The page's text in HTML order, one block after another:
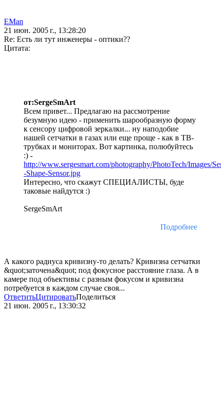
EMan
21 июн. 2005 г., 13:28:20
Re: Есть ли тут инженеры - оптики??
Цитата:
от:SergeSmArt
Всем привет... Предлагаю на рассмотрение
безумную идею - применить шарообразную форму
к сенсору цифровой зеркалки... ну наподобие
нашей сетчатки в газах или еще проще - как в ТВ-
трубках и мониторах. Вот картинка, полюбуйтесь
:) -
http://www.sergesmart.com/photography/PhotoTech/Images/
-Shape-Sensor.jpg
Интересно, что скажут СПЕЦИАЛИСТЫ, буде
таковые найдутся :)
SergeSmArt
Подробнее
А какого радиуса кривизну-то делать? Кривизна сетчатки
&quot;заточена&quot; под фокусное расстояние глаза. А в
камере под объективы с разным фокусом и кривизна
потребуется в каждом случае своя...
ОтветитьЦитироватьПоделиться
21 июн. 2005 г., 13:30:32